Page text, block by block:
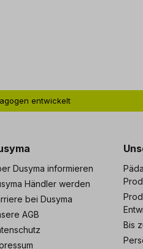
entwickelt
Dusyma informieren
Händler werden
bei Dusyma
AGB
Bis